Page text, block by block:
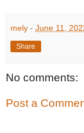
mely - June 11,
Share
No comments:
Post a